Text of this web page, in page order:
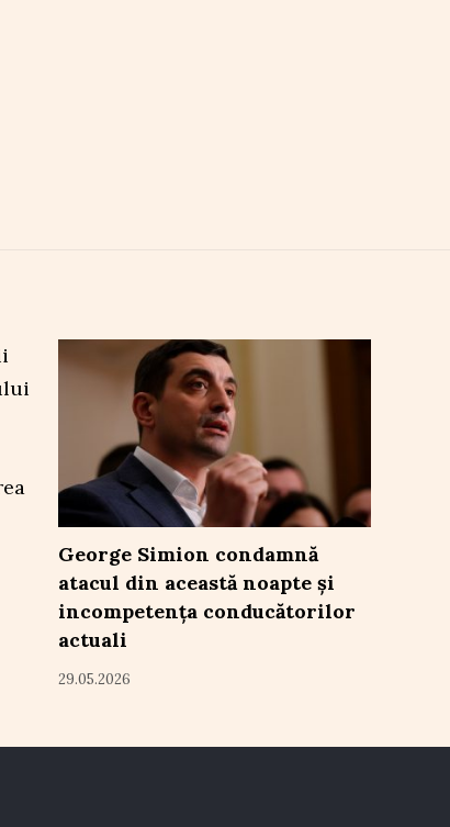
George Simion condamnă
atacul din această noapte și
incompetența conducătorilor
actuali
29.05.2026